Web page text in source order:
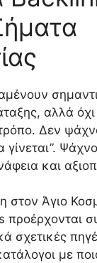
αλλά όχι
Δεν
γίνεται”.
και
στον Άγιο
προέρχονται
σχετικές
με